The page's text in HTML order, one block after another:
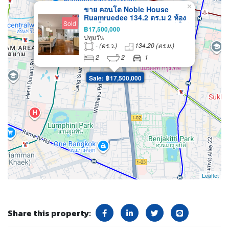
Sale: ฿17,500,000
Sold
ขาย คอนโด Noble House
Ruamruedee 134.2 ตร.ม 2 ห้อง
นอนใหญ่ ห้องมุม! ถนนร่วมฤดี ใกล้
One Bangkok! ราคาดีที่สุดใน
ย่านร่วมฤดีที่เป็นห้องใหญ่ พร้อม
แต่ง Built-in สวย Modern
Classic เป็น Layout หน้ากว้าง
แสงธรรมชาติเข้าโปร่งดี
฿17,500,000
ปทุมวัน
- (ตร.ว.)
134.20 (ตร.ม.)
2
2 1
×
Leaflet
Share this property: